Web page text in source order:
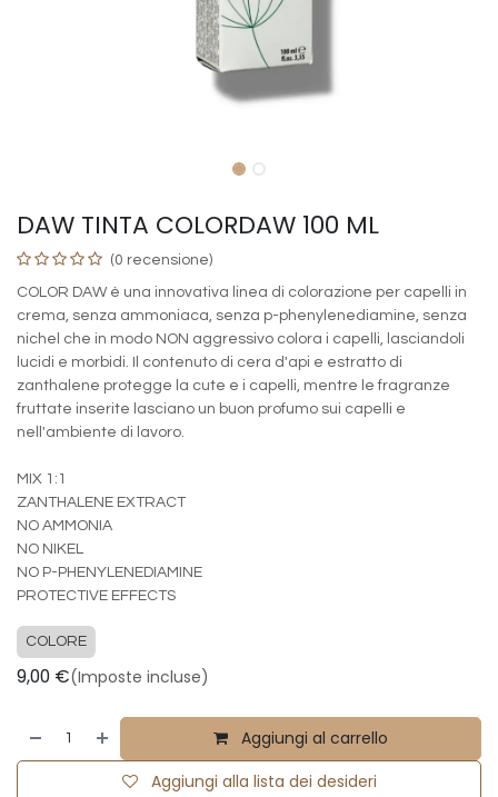
DAW TINTA COLORDAW 100 ML
(0 recensione)
COLOR DAW è una innovativa linea di colorazione per capelli in
crema, senza ammoniaca, senza p-phenylenediamine, senza
nichel che in modo NON aggressivo colora i capelli, lasciandoli
lucidi e morbidi. Il contenuto di cera d'api e estratto di
zanthalene protegge la cute e i capelli, mentre le fragranze
fruttate inserite lasciano un buon profumo sui capelli e
nell'ambiente di lavoro.
MIX 1:1
ZANTHALENE EXTRACT
NO AMMONIA
NO NIKEL
NO P-PHENYLENEDIAMINE
PROTECTIVE EFFECTS
COLORE
9,00 €(Imposte incluse)
Aggiungi al carrello
Aggiungi alla lista dei desideri